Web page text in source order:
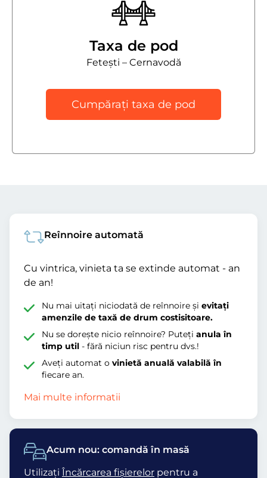
Taxa de pod
Fetești – Cernavodă
Cumpărați taxa de pod
Acum nou: comandă în masă
Utilizați Încărcarea fișierelor pentru a
Reînnoire automată
Cu vintrica, vinieta ta se extinde automat - an
de an!
Nu mai uitați niciodată de reînnoire șievitați
amenzile de taxă de drum costisitoare.
Nu se dorește nicio reînnoire? Putețianula în
timp util - fără niciun risc pentru dvs.!
Aveți automat ovinietă anuală valabilă în
fiecare an.
Mai multe informatii